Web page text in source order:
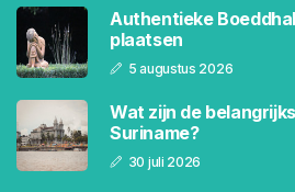
Authentieke
plaatsen
5 augustus 2026
Wat zijn de
Suriname?
30 juli 2026